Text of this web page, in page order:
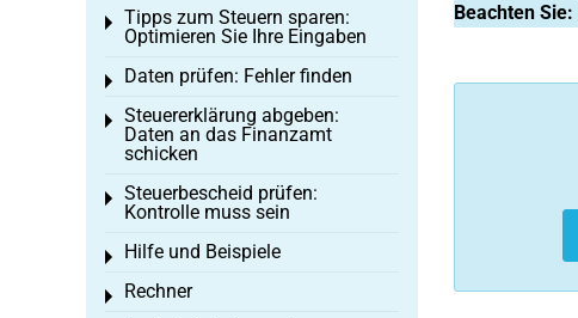
Beachten Sie:
Tipps zum Steuern sparen:
Optimieren Sie Ihre Eingaben
Toggle menu
Daten prüfen: Fehler finden
Toggle menu
Steuererklärung abgeben:
Daten an das Finanzamt
schicken
Toggle menu
Steuerbescheid prüfen:
Kontrolle muss sein
Toggle menu
Hilfe und Beispiele
Toggle menu
Rechner
Toggle menu